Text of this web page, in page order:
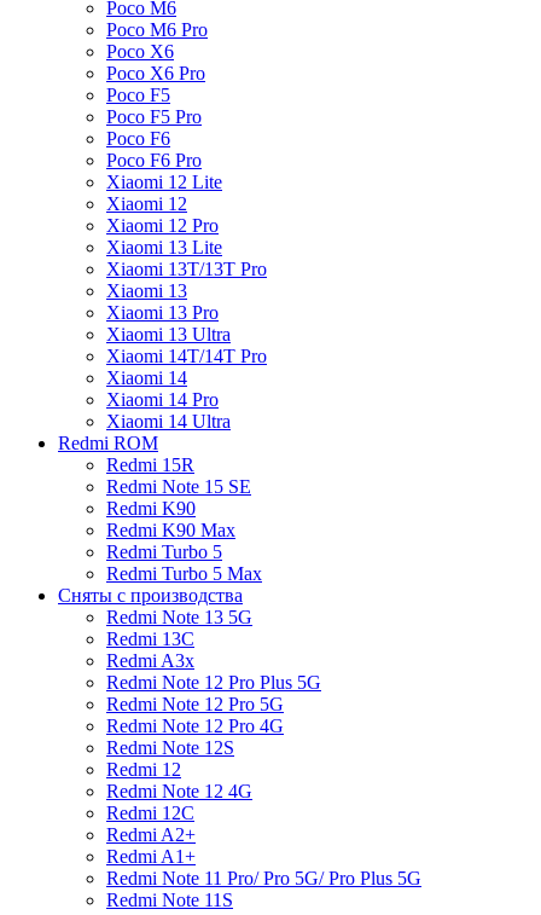
Poco M6
Poco M6 Pro
Poco X6
Poco X6 Pro
Poco F5
Poco F5 Pro
Poco F6
Poco F6 Pro
Xiaomi 12 Lite
Xiaomi 12
Xiaomi 12 Pro
Xiaomi 13 Lite
Xiaomi 13T/13T Pro
Xiaomi 13
Xiaomi 13 Pro
Xiaomi 13 Ultra
Xiaomi 14T/14T Pro
Xiaomi 14
Xiaomi 14 Pro
Xiaomi 14 Ultra
Redmi ROM
Redmi 15R
Redmi Note 15 SE
Redmi K90
Redmi K90 Max
Redmi Turbo 5
Redmi Turbo 5 Max
Сняты с производства
Redmi Note 13 5G
Redmi 13C
Redmi A3x
Redmi Note 12 Pro Plus 5G
Redmi Note 12 Pro 5G
Redmi Note 12 Pro 4G
Redmi Note 12S
Redmi 12
Redmi Note 12 4G
Redmi 12C
Redmi A2+
Redmi A1+
Redmi Note 11 Pro/ Pro 5G/ Pro Plus 5G
Redmi Note 11S